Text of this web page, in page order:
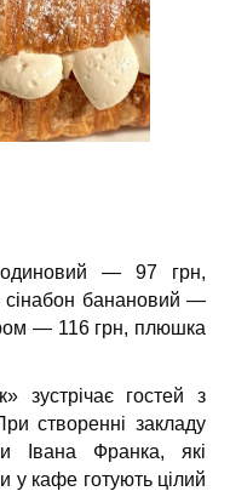
— 97 грн,
сінабон банановий —
— 116 грн, плюшка
зустрічає гостей з
створенні закладу
Івана Франка, які
у кафе готують цілий